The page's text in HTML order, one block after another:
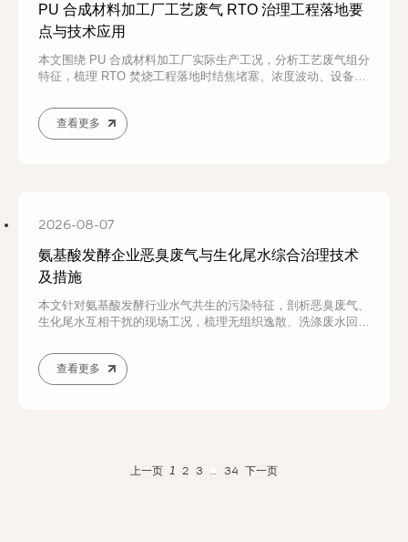
PU 合成材料加工厂工艺废气 RTO 治理工程落地要
点与技术应用
本文围绕 PU 合成材料加工厂实际生产工况，分析工艺废气组分
特征，梳理 RTO 焚烧工程落地时结焦堵塞、浓度波动、设备腐
点，为 PU 企业 RTO 废气技改提供实操参考。
查看更多
2026-08-07
氨基酸发酵企业恶臭废气与生化尾水综合治理技术
及措施
本文针对氨基酸发酵行业水气共生的污染特征，剖析恶臭废气、
生化尾水互相干扰的现场工况，梳理无组织逸散、洗涤废水回流
施，为发酵生产企业环保技改提供可落地的参考思路。
查看更多
上一页 1 2 3 … 34 下一页